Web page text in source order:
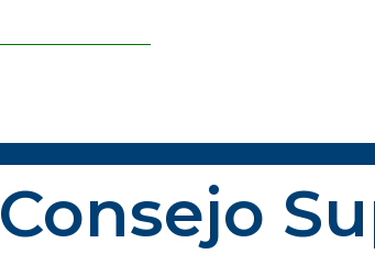
Consejo